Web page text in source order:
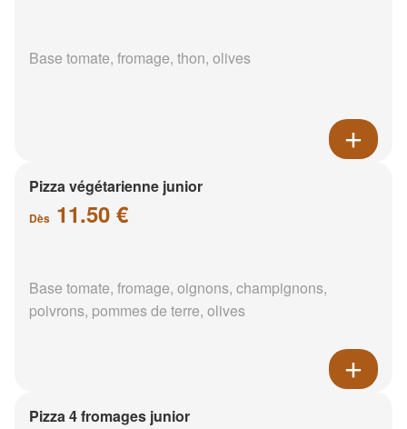
Base tomate, fromage, thon, olives
Pizza végétarienne junior
Dès 11.50 €
Base tomate, fromage, oignons, champignons,
poivrons, pommes de terre, olives
Pizza 4 fromages junior